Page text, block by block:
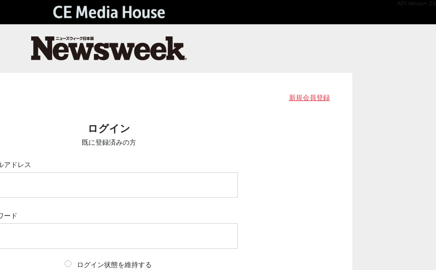
API Version 2.0
新規会員登録
ログイン
既に登録済みの方
アドレス
ード
ログイン状態を維持する